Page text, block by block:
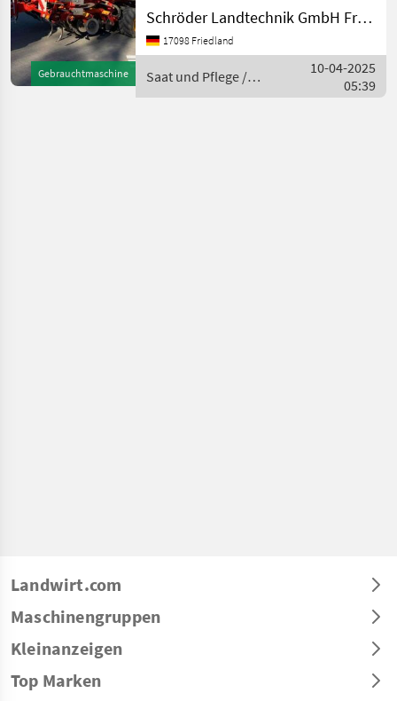
Gebrauchtmaschine
________ Ha gesamt:
19.017,
Fahrgassenschaltung,
hydr.
Schardruckverstellung,
Schröder Landtechnik GmbH Friedland
17098 Friedland
Saat und Pflege /
Väderstad
10-04-2025
05:39
Landwirt.com
Maschinengruppen
Kleinanzeigen
Top Marken